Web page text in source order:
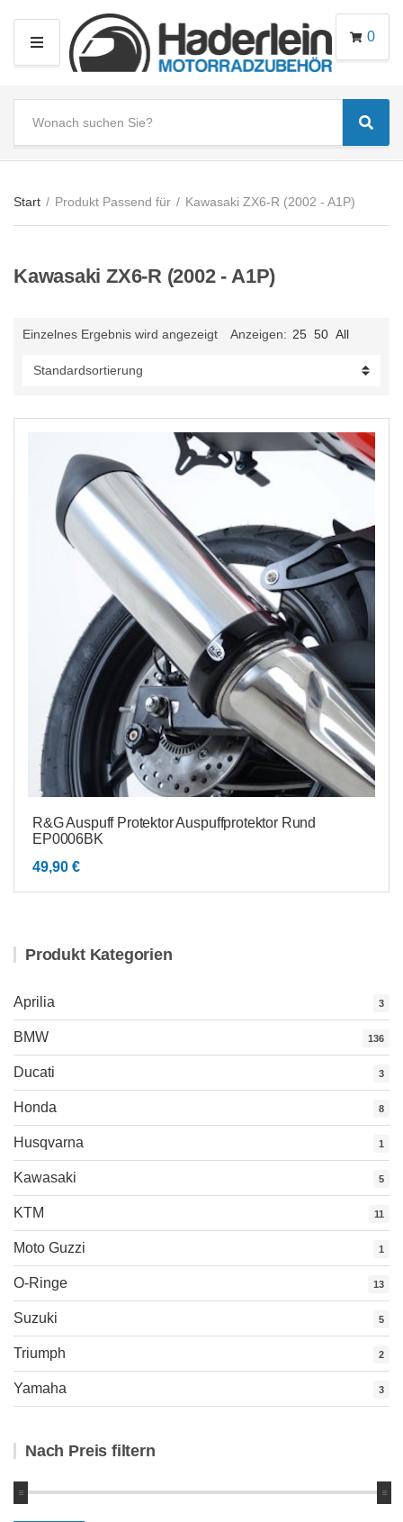
M
U
e
y
c
x
0
Start / Produkt Passend für / Kawasaki ZX6-R (2002 - A1P)
Kawasaki ZX6-R (2002 - A1P)
Einzelnes Ergebnis wird angezeigt Anzeigen: 25 50 All
R&G Auspuff Protektor Auspuffprotektor Rund
EP0006BK
49,90 €
Produkt Kategorien
Aprilia 3
BMW 136
Ducati 3
Honda 8
Husqvarna 1
Kawasaki 5
KTM 11
Moto Guzzi 1
O-Ringe 13
Suzuki 5
Triumph 2
Yamaha 3
Nach Preis filtern